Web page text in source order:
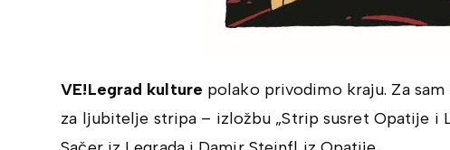
VE!Legrad kulture polako privodimo kraju. Za
za ljubitelje stripa – izložbu „Strip susret Opatije i